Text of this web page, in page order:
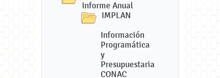
Informe Anual
IMPLAN
Información
Programática
y
Presupuestaria
CONAC